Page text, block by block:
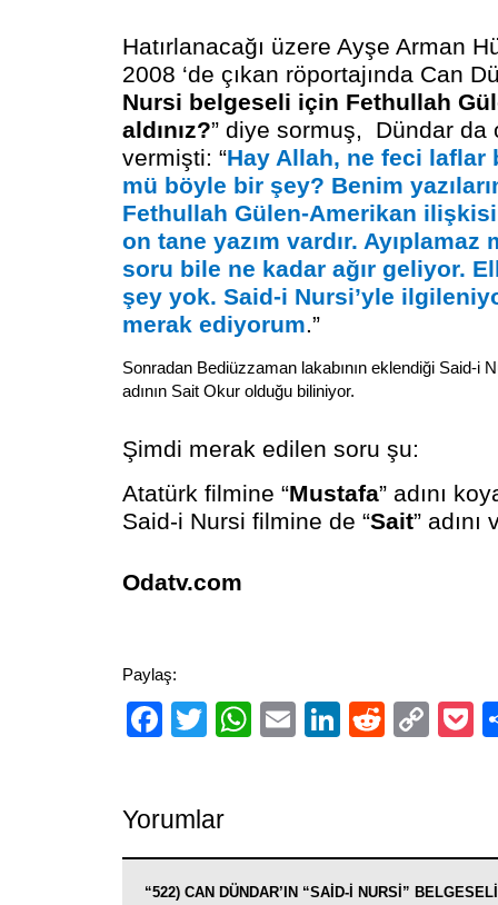
Hatırlanacağı üzere Ayşe Arman
2008 ‘de çıkan röportajında Can
Nursi belgeseli için Fethullah
aldınız?” diye sormuş, Dündar da
vermişti: “Hay Allah, ne feci laflar
mü böyle bir şey? Benim
Fethullah Gülen-Amerikan
on tane yazım vardır. Ayıplamaz
soru bile ne kadar ağır geliyor.
şey yok. Said-i Nursi’yle
merak ediyorum.”
Sonradan Bediüzzaman lakabının eklendiği Said-i
adının Sait Okur olduğu biliniyor.
Şimdi merak edilen soru şu:
Atatürk filmine “Mustafa” adını
Said-i Nursi filmine de “Sait” adını
Odatv.com
Paylaş:
Facebook
TwitterWhatsApp
EmailLinkedIn
Reddit
Yorumlar
“522) CAN DÜNDAR’IN “SAİD-İ NURSİ”